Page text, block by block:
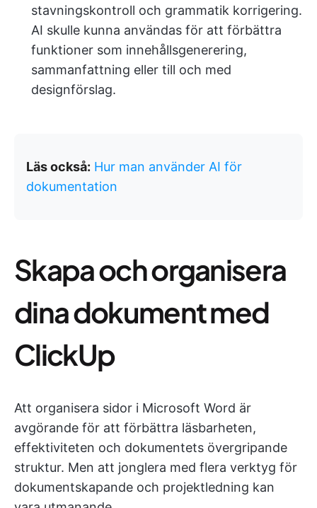
stavningskontroll och grammatik korrigering.
AI skulle kunna användas för att förbättra
funktioner som innehållsgenerering,
sammanfattning eller till och med
designförslag.
Läs också: Hur man använder AI för
dokumentation
Skapa och organisera
dina dokument med
ClickUp
Att organisera sidor i Microsoft Word är
avgörande för att förbättra läsbarheten,
effektiviteten och dokumentets övergripande
struktur. Men att jonglera med flera verktyg för
dokumentskapande och projektledning kan